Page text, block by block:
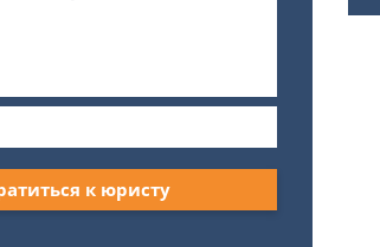
к юристу